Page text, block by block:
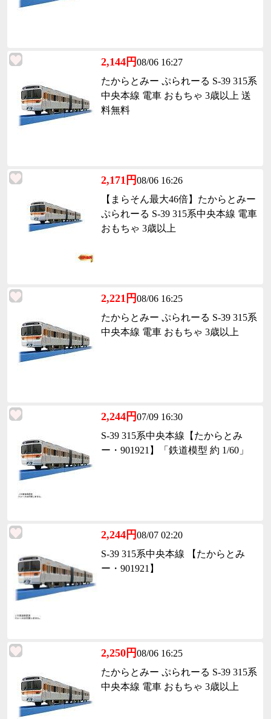
2,144円08/06 16:27
たからとみー ぷられーる S-39 315系
中央本線 電車 おもちゃ 3歳以上 送
料無料
2,171円08/06 16:26
【まらそん最大46倍】たからとみー
ぷられーる S-39 315系中央本線 電車
おもちゃ 3歳以上
2,221円08/06 16:25
たからとみー ぷられーる S-39 315系
中央本線 電車 おもちゃ 3歳以上
2,244円07/09 16:30
S-39 315系中央本線【たからとみ
ー・901921】「鉄道模型 約 1/60」
2,244円08/07 02:20
S-39 315系中央本線 【たからとみ
ー・901921】
2,250円08/06 16:25
たからとみー ぷられーる S-39 315系
中央本線 電車 おもちゃ 3歳以上